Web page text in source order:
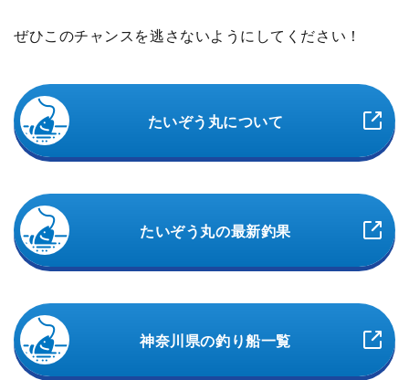
ぜひこのチャンスを逃さないようにしてください！
たいぞう丸について
たいぞう丸の最新釣果
神奈川県の釣り船一覧